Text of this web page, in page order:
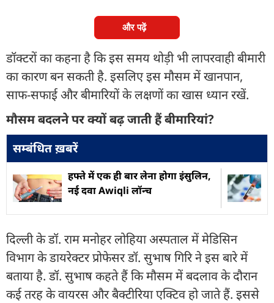
और पढ़ें
डॉक्टरों का कहना है कि इस समय थोड़ी भी लापरवाही बीमारी
का कारण बन सकती है. इसलिए इस मौसम में खानपान,
साफ-सफाई और बीमारियों के लक्षणों का खास ध्यान रखें.
मौसम बदलने पर क्यों बढ़ जाती हैं बीमारियां?
सम्बंधित ख़बरें
हफ्ते में एक ही बार लेना होगा इंसुलिन,
नई दवा Awiqli लॉन्च
दिल्ली के डॉ. राम मनोहर लोहिया अस्पताल में मेडिसिन
विभाग के डायरेक्टर प्रोफेसर डॉ. सुभाष गिरि ने इस बारे में
बताया है. डॉ. सुभाष कहते हैं कि मौसम में बदलाव के दौरान
कई तरह के वायरस और बैक्टीरिया एक्टिव हो जाते हैं. इससे